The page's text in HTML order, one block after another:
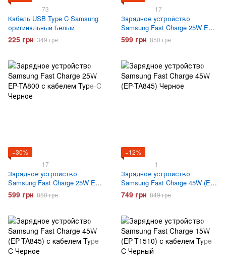
73
Кабель USB Type C Samsung
оригинальный Белый
225 грн 349 грн
17
Зарядное устройство
Samsung Fast Charge 25W EP-
TA800 с кабелем Type-C Белое
599 грн 850 грн
−30%
17
Зарядное устройство
Samsung Fast Charge 25W EP-
TA800 с кабелем Type-C
Черное
599 грн 850 грн
−12%
1
Зарядное устройство
Samsung Fast Charge 45W (EP-
TA845) Черное
749 грн 849 грн